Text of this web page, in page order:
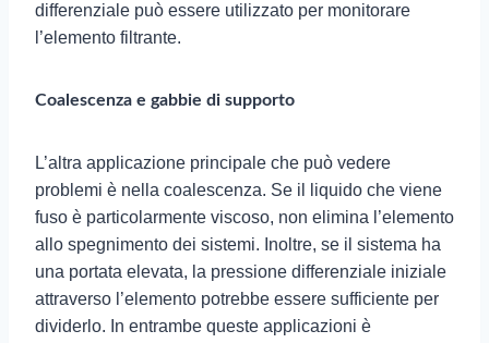
differenziale può essere utilizzato per monitorare
l’elemento filtrante.
Coalescenza e gabbie di supporto
L’altra applicazione principale che può vedere
problemi è nella coalescenza. Se il liquido che viene
fuso è particolarmente viscoso, non elimina l’elemento
allo spegnimento dei sistemi. Inoltre, se il sistema ha
una portata elevata, la pressione differenziale iniziale
attraverso l’elemento potrebbe essere sufficiente per
dividerlo. In entrambe queste applicazioni è